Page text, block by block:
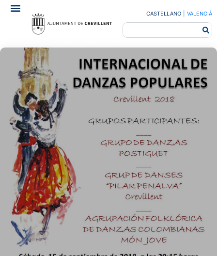
CASTELLANO VALENCIÀ